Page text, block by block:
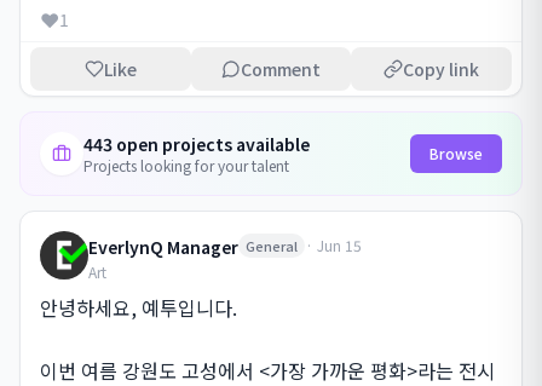
❤️1
Like Comment Copy link
443 open projects available
Projects looking for your talent
Browse
EverlynQ Manager General · Jun 15
Art
안녕하세요, 예투입니다.
이번 여름 강원도 고성에서 <가장 가까운 평화>라는 전시